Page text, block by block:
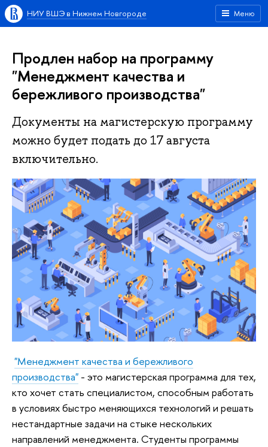
Меню
НИУ ВШЭ в Нижнем Новгороде
Продлен набор на программу
"Менеджмент качества и
бережливого производства"
Документы на магистерскую программу
можно будет подать до 17 августа
включительно.
"Менеджмент качества и бережливого
производства" - это магистерская программа для тех,
кто хочет стать специалистом, способным работать
в условиях быстро меняющихся технологий и решать
нестандартные задачи на стыке нескольких
направлений менеджмента. Студенты программы